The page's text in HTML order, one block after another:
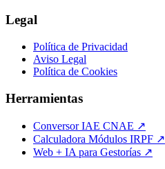
Legal
Política de Privacidad
Aviso Legal
Política de Cookies
Herramientas
Conversor IAE CNAE ↗
Calculadora Módulos IRPF ↗
Web + IA para Gestorías ↗